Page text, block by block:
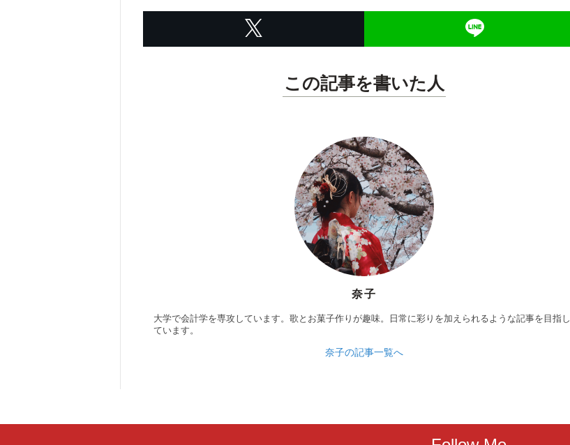
この記事を書いた人
奈子
大学で会計学を専攻しています。歌とお菓子作りが趣味。日常に彩りを加えられるような記事を目指し
ています。
奈子の記事一覧へ